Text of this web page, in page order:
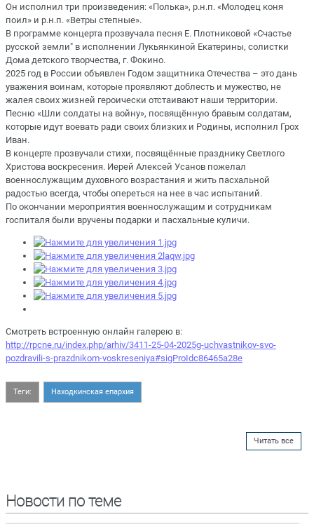
Он исполнил три произведения: «Полька», р.н.п. «Молодец коня
поил» и р.н.п. «Ветры степные».
В программе концерта прозвучала песня Е. Плотниковой «Счастье
русской земли" в исполнении Лукьянкиной Екатерины, солистки
Дома детского творчества, г. Фокино.
2025 год в России объявлен Годом защитника Отечества – это дань
уважения воинам, которые проявляют доблесть и мужество, не
жалея своих жизней героически отстаивают наши территории.
Песню «Шли солдаты на войну», посвящённую бравым солдатам,
которые идут воевать ради своих близких и Родины, исполнил Грох
Иван.
В концерте прозвучали стихи, посвящённые празднику Светлого
Христова воскресения. Иерей Алексей Усанов пожелал
военнослужащим духовного возрастания и жить пасхальной
радостью всегда, чтобы опереться на нее в час испытаний.
По окончании мероприятия военнослужащим и сотрудникам
госпиталя были вручены подарки и пасхальные куличи.
Смотреть встроенную онлайн галерею в:
http://rpcne.ru/index.php/arhiv/3411-25-04-2025g-uchvastnikov-svo-
pozdravili-s-prazdnikom-voskreseniya#sigProIdc86465a28e
Теги: Находкинская епархия
Читать все
Новости по теме